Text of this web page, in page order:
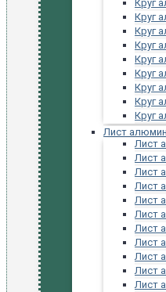
Круг
Круг
Круг
Круг
Круг
Круг
Круг
Круг
Круг
Лист
Лист
Лист
Лист
Лист
Лист
Лист
Лист
Лист
Лист
Лист
Лист